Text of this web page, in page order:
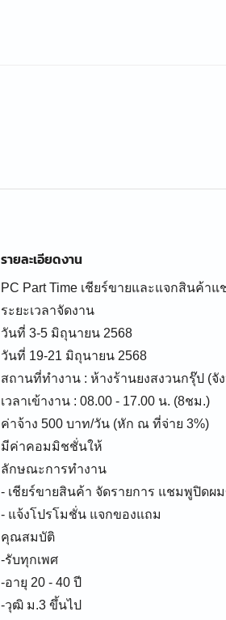
รายละเอียดงาน
PC Part Time เชียร์ขายและแจกสินค้
ระยะเวลาจัดงาน
วันที่ 3-5 มิถุนายน 2568
วันที่ 19-21 มิถุนายน 2568
สถานที่ทำงาน : ห้างร้านยงสงวนกรุ๊ป (จั
เวลาเข้างาน : 08.00 - 17.00 น. (8ชม.)
ค่าจ้าง 500 บาท/วัน (หัก ณ ที่จ่าย 3%)
มีค่าคอมมิชชั่นให้
ลักษณะการทำงาน
- เชียร์ขายสินค้า จัดรายการ แชมพูปิดผ
- แจ้งโปรโมชั่น แจกของแถม
คุณสมบัติ
-รับทุกเพศ
-อายุ 20 - 40 ปี
-วุฒิ ม.3 ขึ้นไป